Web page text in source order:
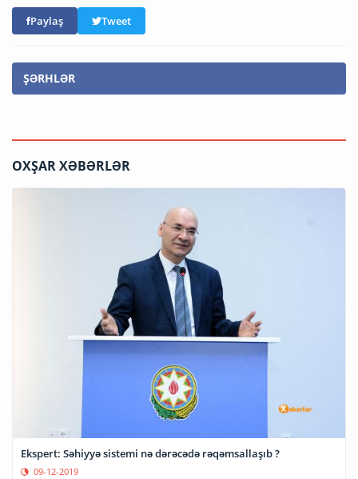
Paylaş Tweet
ŞƏRHLƏR
OXŞAR XƏBƏRLƏR
Ekspert: Səhiyyə sistemi nə dərəcədə rəqəmsallaşıb ?
09-12-2019